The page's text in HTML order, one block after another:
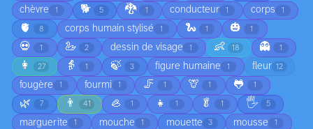
chèvre 1 🐕 5 🐉 1 conducteur 1 corps 1
🫀 8 corps humain stylisé 1 🐍 1 🎃 1
💀 1 🦢 2 dessin de visage 1 👶 18 👻 1
👩 27 👵 1 🍃 3 figure humaine 1 fleur 12
fougère 1 fourmi 1 🦵 1 🦒 1 🐸 1
🌿 7 👨 41 🦪 1 👧 1 🥬 1 🖐️ 5
marguerite 1 mouche 1 mouette 3 mousse 1